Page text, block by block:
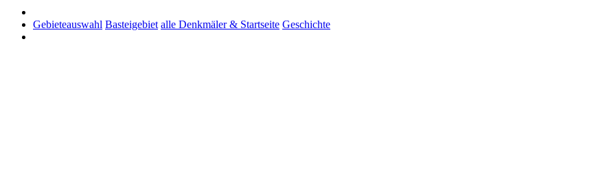
Gebieteauswahl Basteigebiet alle Denkmäler & Startseite Geschichte